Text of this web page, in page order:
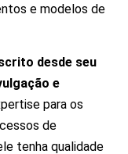
e modelos de
desde seu
e
para os
de
tenha qualidade